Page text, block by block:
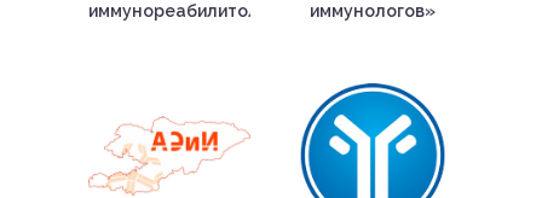
иммунореабилитологов»
иммунологов»